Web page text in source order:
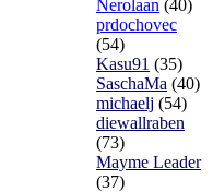
Nerolaan (40)
prdochovec
(54)
Kasu91 (35)
SaschaMa (40)
michaelj (54)
diewallraben
(73)
Mayme Leader
(37)